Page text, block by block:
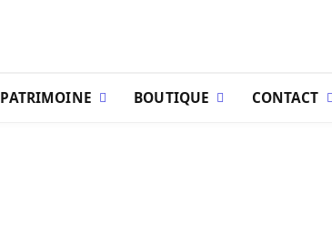
PATRIMOINE BOUTIQUE CONTACT